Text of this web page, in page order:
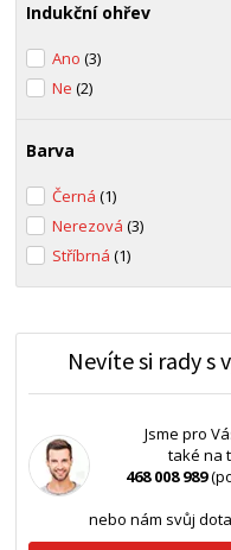
Indukční ohřev
Ano(3)
Ne(2)
Barva
Černá(1)
Nerezová(3)
Stříbrná(1)
Nevíte si rady s
Jsme pro
také na
468 008 989
nebo nám svůj